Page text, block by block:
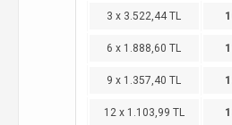
3 x 3.522,44 TL
6 x 1.888,60 TL
9 x 1.357,40 TL
12 x 1.103,99 TL